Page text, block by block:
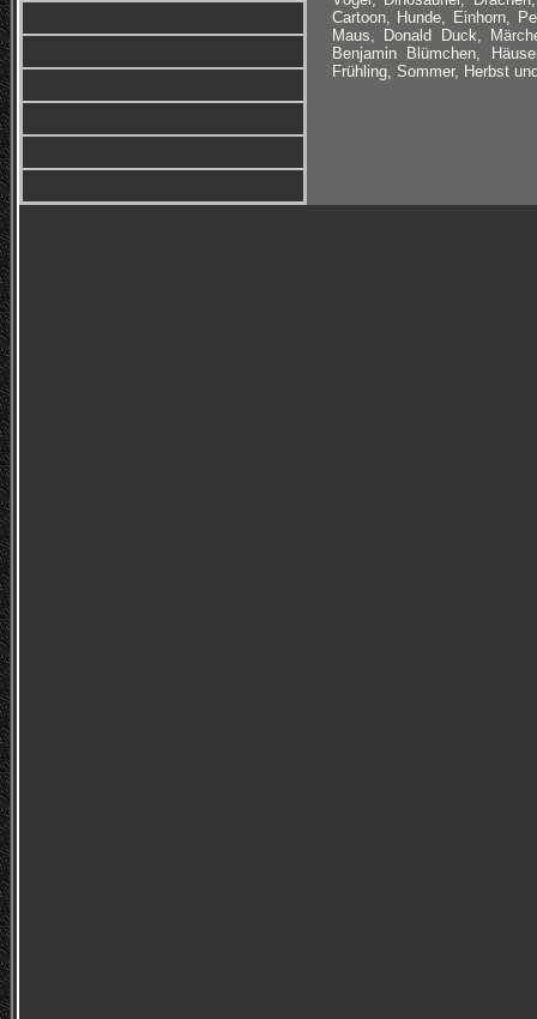
Cartoon, Hunde, Einhorn,
Maus, Donald Duck,
Benjamin Blümchen,
Frühling, Sommer, Herbst